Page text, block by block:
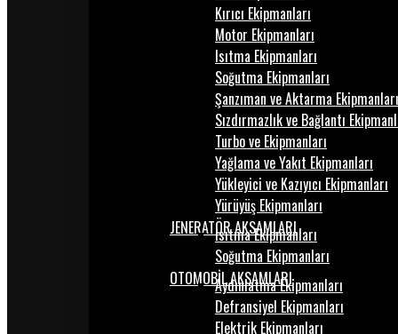
Kırıcı Ekipmanları
Motor Ekipmanları
Isıtma Ekipmanları
Soğutma Ekipmanları
Şanzıman ve Aktarma Ekipmanları
Sızdırmazlık ve Bağlantı
Turbo ve Ekipmanları
Yağlama ve Yakıt Ekipmanları
Yükleyici ve Kazıyıcı Ekipmanları
Yürüyüş Ekipmanları
JENERATÖR AKSAMLARI
Isıtma Ekipmanları
Soğutma Ekipmanları
OTOMOBİL AKSAMLARI
Aydınlatma Ekipmanları
Defransiyel Ekipmanları
Elektrik Ekipmanları